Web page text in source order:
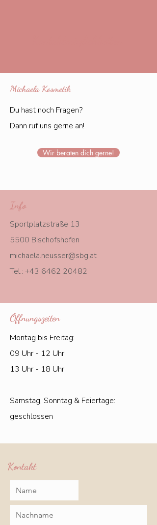
Michaela Kosmetik
Du hast noch Fragen?
Dann ruf uns gerne an!
Wir beraten dich gerne!
Info
Sportplatzstraße 13
5500 Bischofshofen
michaela.neusser@sbg.at
Tel.: +43 6462 20482
Öffnungszeiten
Montag bis Freitag:
09 Uhr - 12 Uhr
13 Uhr - 18 Uhr
Samstag, Sonntag & Feiertage:
geschlossen
Kontakt